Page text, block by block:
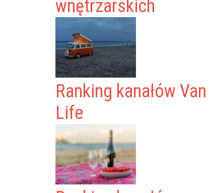
wnętrzarskich
Ranking kanałów Van
Life